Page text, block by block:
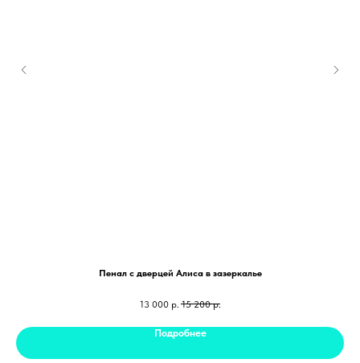
Пенал с дверцей Алиса в зазеркалье
13 000 р. 15 200 р.
Подробнее